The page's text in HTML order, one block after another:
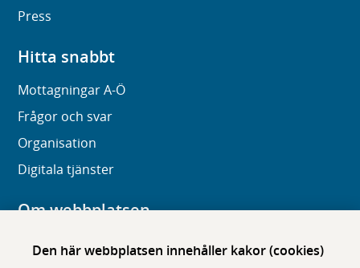
Den här webbplatsen innehåller kakor (cookies)
Press
Hitta snabbt
Mottagningar A-Ö
Frågor och svar
Organisation
Digitala tjänster
Om webbplatsen
Om karolinska.se